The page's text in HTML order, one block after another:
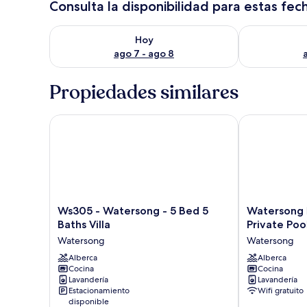
Consulta la disponibilidad para estas
Hoy
ago 7 - ago 8
Consulta la disponibilidad para hoy ago 7 - ago 8
Consulta la
Propiedades similares
Ws305
-
-
5
Bed
5
Baths
Ws305 - Watersong - 5 Bed 5
Baths Villa
Watersong
Alberca
Cocina
Lavandería
Estacionamiento
disponible
Ws305 - Watersong - 5 Bed 5 Baths Villa
Watersong
Resort
6
bed
-
Private
Pool
Watersong
Private
Watersong
Alberca
Cocina
Lavandería
Wifi gratuito
Watersong